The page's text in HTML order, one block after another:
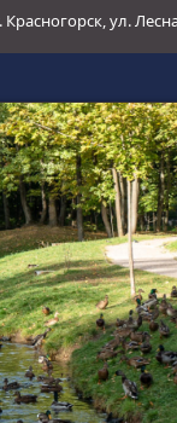
Красногорск, ул.